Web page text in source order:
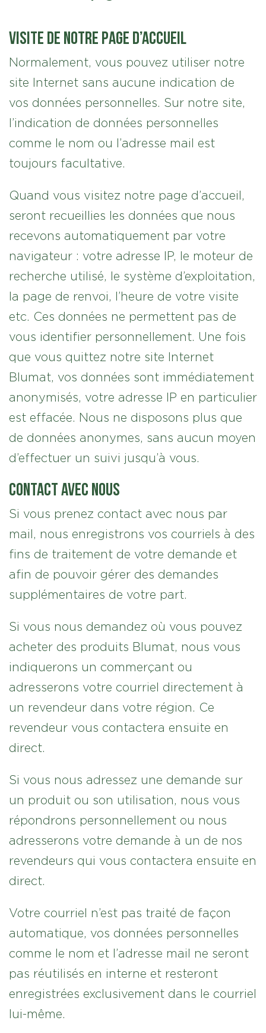
Visite de notre page d’accueil
Normalement, vous pouvez utiliser notre
site Internet sans aucune indication de
vos données personnelles. Sur notre site,
l’indication de données personnelles
comme le nom ou l’adresse mail est
toujours facultative.
Quand vous visitez notre page d’accueil,
seront recueillies les données que nous
recevons automatiquement par votre
navigateur : votre adresse IP, le moteur de
recherche utilisé, le système d’exploitation,
la page de renvoi, l’heure de votre visite
etc. Ces données ne permettent pas de
vous identifier personnellement. Une fois
que vous quittez notre site Internet
Blumat, vos données sont immédiatement
anonymisés, votre adresse IP en particulier
est effacée. Nous ne disposons plus que
de données anonymes, sans aucun moyen
d’effectuer un suivi jusqu’à vous.
Contact avec nous
Si vous prenez contact avec nous par
mail, nous enregistrons vos courriels à des
fins de traitement de votre demande et
afin de pouvoir gérer des demandes
supplémentaires de votre part.
Si vous nous demandez où vous pouvez
acheter des produits Blumat, nous vous
indiquerons un commerçant ou
adresserons votre courriel directement à
un revendeur dans votre région. Ce
revendeur vous contactera ensuite en
direct.
Si vous nous adressez une demande sur
un produit ou son utilisation, nous vous
répondrons personnellement ou nous
adresserons votre demande à un de nos
revendeurs qui vous contactera ensuite en
direct.
Votre courriel n’est pas traité de façon
automatique, vos données personnelles
comme le nom et l’adresse mail ne seront
pas réutilisés en interne et resteront
enregistrées exclusivement dans le courriel
lui-même.